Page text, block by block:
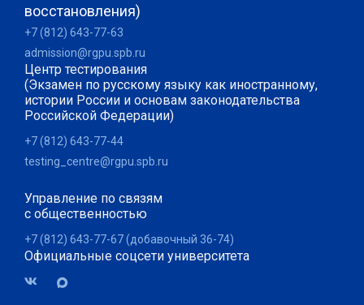
восстановления)
+7 (812) 643-77-63
admission@rgpu.spb.ru
Центр тестирования
(Экзамен по русскому языку как иностранному,
истории России и основам законодательства
Российской Федерации)
+7 (812) 643-77-44
testing_centre@rgpu.spb.ru
Управление по связям
с общественностью
+7 (812) 643-77-67 (добавочный 36-74)
Официальные соцсети университета